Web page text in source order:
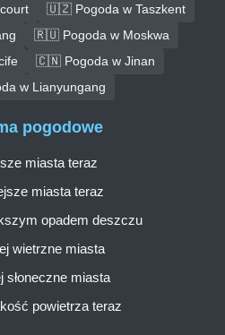
🇺🇿 Pogoda w Taszkent
🇷🇺 Pogoda w Moskwa
🇨🇳 Pogoda w Jinan
w Lianyungang
pogodowe
miasta teraz
miasta teraz
opadem deszczu
wietrzne miasta
słoneczne miasta
powietrza teraz